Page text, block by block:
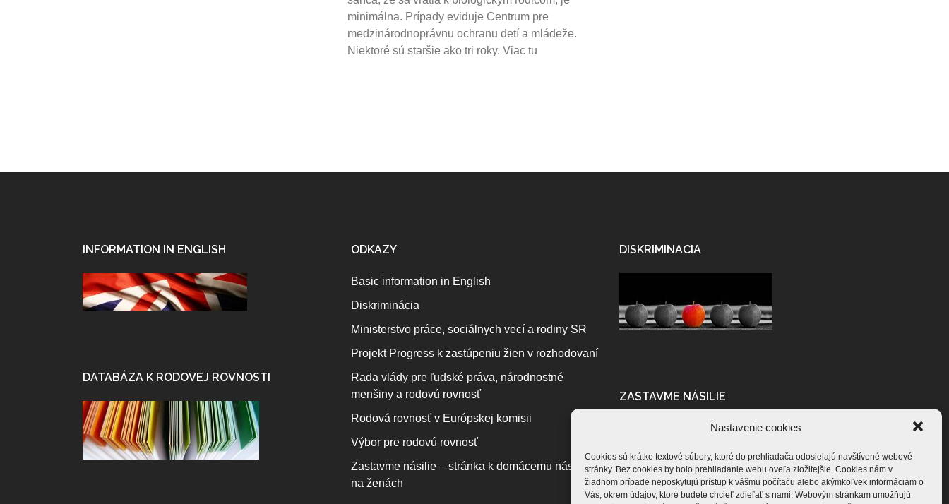
Nastavenie cookies
Cookies sú krátke textové súbory, ktoré do prehliadača odosielajú navštívené webové
stránky. Bez cookies by bolo prehliadanie webu oveľa zložitejšie. Cookies nám v
žiadnom prípade neposkytujú prístup k vášmu počítaču alebo akýmkoľvek informáciam o
Vás, okrem údajov, ktoré budete chcieť zdieľať s nami. Webovým stránkam umožňujú
minimálna. Prípady eviduje Centrum pre
medzinárodnoprávnu ochranu detí a mládeže.
Niektoré sú staršie ako tri roky. Viac tu
INFORMATION IN ENGLISH
DATABÁZA K RODOVEJ ROVNOSTI
ODKAZY
Basic information in English
Diskriminácia
Ministerstvo práce, sociálnych vecí a rodiny SR
Projekt Progress k zastúpeniu žien v rozhodovaní
Rada vlády pre ľudské práva, národnostné
menšiny a rodovú rovnosť
Rodová rovnosť v Európskej komisii
Výbor pre rodovú rovnosť
Zastavme násilie – stránka k domácemu násiliu
na ženách
DISKRIMINACIA
ZASTAVME NÁSILIE